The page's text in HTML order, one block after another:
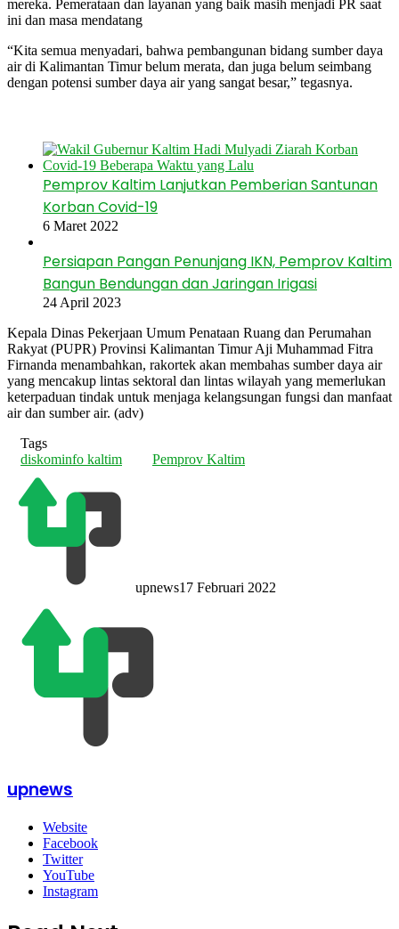
mereka. Pemerataan dan layanan yang baik masih menjadi PR saat
ini dan masa mendatang
“Kita semua menyadari, bahwa pembangunan bidang sumber daya
air di Kalimantan Timur belum merata, dan juga belum seimbang
dengan potensi sumber daya air yang sangat besar,” tegasnya.
Pemprov Kaltim Lanjutkan Pemberian Santunan
Korban Covid-19
6 Maret 2022
Persiapan Pangan Penunjang IKN, Pemprov Kaltim
Bangun Bendungan dan Jaringan Irigasi
24 April 2023
Kepala Dinas Pekerjaan Umum Penataan Ruang dan Perumahan
Rakyat (PUPR) Provinsi Kalimantan Timur Aji Muhammad Fitra
Firnanda menambahkan, rakortek akan membahas sumber daya air
yang mencakup lintas sektoral dan lintas wilayah yang memerlukan
keterpaduan tindak untuk menjaga kelangsungan fungsi dan manfaat
air dan sumber air. (adv)
Tags
diskominfo kaltim
Pemprov Kaltim
upnews17 Februari 2022
upnews
Website
Facebook
Twitter
YouTube
Instagram